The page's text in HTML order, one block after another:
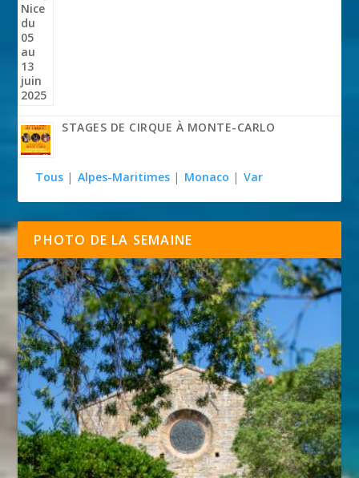
STAGES DE CIRQUE À MONTE-CARLO
Tous | Alpes-Maritimes | Monaco | Var
PHOTO DE LA SEMAINE